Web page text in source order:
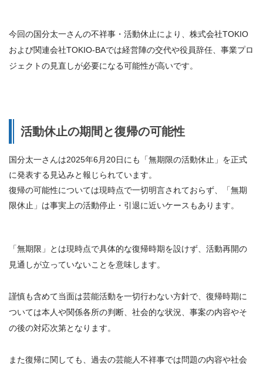
今回の国分太一さんの不祥事・活動休止により、株式会社TOKIO
および関連会社TOKIO-BAでは経営陣の交代や役員辞任、事業プロ
ジェクトの見直しが必要になる可能性が高いです。
活動休止の期間と復帰の可能性
国分太一さんは2025年6月20日にも「無期限の活動休止」を正式
に発表する見込みと報じられています。
復帰の可能性については現時点で一切明言されておらず、「無期
限休止」は事実上の活動停止・引退に近いケースもあります。
「無期限」とは現時点で具体的な復帰時期を設けず、活動再開の
見通しが立っていないことを意味します。
謹慎も含めて当面は芸能活動を一切行わない方針で、復帰時期に
ついては本人や関係各所の判断、社会的な状況、事案の内容やそ
の後の対応次第となります。
また復帰に関しても、過去の芸能人不祥事では問題の内容や社会